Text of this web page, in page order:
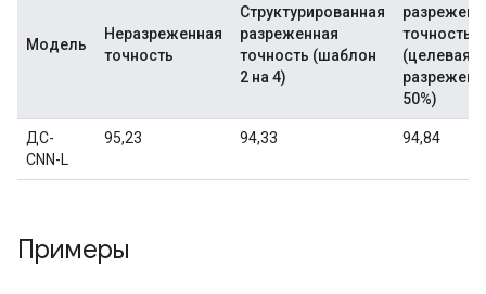
Модель
Неразреженная
точность
Структурированная
разреженная
точность (шаблон
2 на 4)
точность
(целевая
50%)
ДС-
CNN-L
95,23 94,33 94,84
Примеры